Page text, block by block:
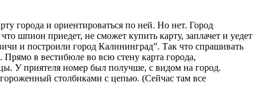
города и ориентироваться по ней. Но нет. Город
шпион приедет, не сможет купить карту, заплачет и уедет
и построили город Калининград”. Так что спрашивать
в вестибюле во всю стену карта города,
У приятеля номер был получше, с видом на город.
столбиками с цепью. (Сейчас там все